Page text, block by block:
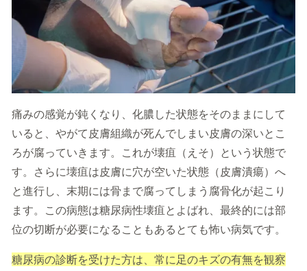
痛みの感覚が鈍くなり、化膿した状態をそのままにして
いると、やがて皮膚組織が死んでしまい皮膚の深いとこ
ろが腐っていきます。これが壊疽（えそ）という状態で
す。さらに壊疽は皮膚に穴が空いた状態（皮膚潰瘍）へ
と進行し、末期には骨まで腐ってしまう腐骨化が起こり
ます。この病態は糖尿病性壊疽とよばれ、最終的には部
位の切断が必要になることもあるとても怖い病気です。
糖尿病の診断を受けた方は、常に足のキズの有無を観察